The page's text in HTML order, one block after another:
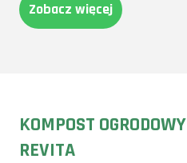
Zobacz więcej
KOMPOST OGRODOWY
REVITA